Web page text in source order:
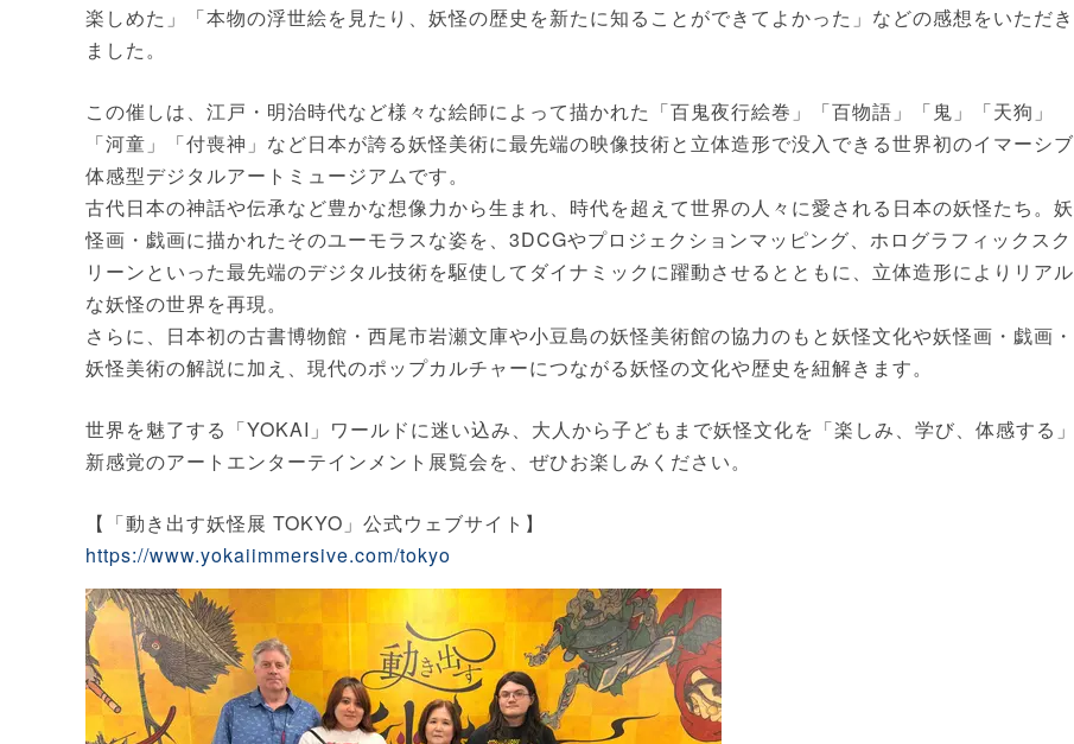
楽しめた」「本物の浮世絵を見たり、妖怪の歴史を新たに知ることができてよかった」などの感想をいただき
ました。
この催しは、江戸・明治時代など様々な絵師によって描かれた「百鬼夜行絵巻」「百物語」「鬼」「天狗」
「河童」「付喪神」など日本が誇る妖怪美術に最先端の映像技術と立体造形で没入できる世界初のイマーシブ
体感型デジタルアートミュージアムです。
古代日本の神話や伝承など豊かな想像力から生まれ、時代を超えて世界の人々に愛される日本の妖怪たち。妖
怪画・戯画に描かれたそのユーモラスな姿を、3DCGやプロジェクションマッピング、ホログラフィックスク
リーンといった最先端のデジタル技術を駆使してダイナミックに躍動させるとともに、立体造形によりリアル
な妖怪の世界を再現。
さらに、日本初の古書博物館・西尾市岩瀬文庫や小豆島の妖怪美術館の協力のもと妖怪文化や妖怪画・戯画・
妖怪美術の解説に加え、現代のポップカルチャーにつながる妖怪の文化や歴史を紐解きます。
世界を魅了する「YOKAI」ワールドに迷い込み、大人から子どもまで妖怪文化を「楽しみ、学び、体感する」
新感覚のアートエンターテインメント展覧会を、ぜひお楽しみください。
【「動き出す妖怪展 TOKYO」公式ウェブサイト】
https://www.yokaiimmersive.com/tokyo